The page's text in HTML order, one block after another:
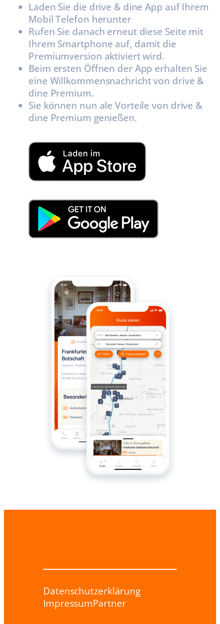
Laden Sie die drive & dine App auf Ihrem
Mobil Telefon herunter
Rufen Sie danach erneut diese Seite mit
Ihrem Smartphone auf, damit die
Premiumversion aktiviert wird.
Beim ersten Öffnen der App erhalten Sie
eine Willkommensnachricht von drive &
dine Premium.
Sie können nun ale Vorteile von drive &
dine Premium genießen.
Datenschutzerklärung
ImpressumPartner